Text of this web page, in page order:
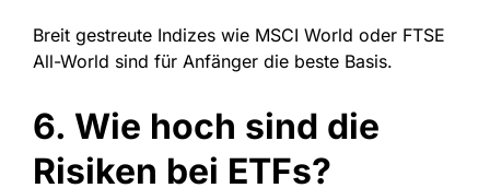
Breit gestreute Indizes wie MSCI World oder FTSE
All-World sind für Anfänger die beste Basis.
6. Wie hoch sind die
Risiken bei ETFs?